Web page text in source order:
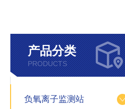
产品分类
PRODUCTS
负氧离子监测站